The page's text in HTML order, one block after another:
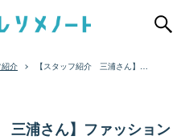
紹介
【スタッフ紹介 三浦さん】フ
三浦さん】ファッション